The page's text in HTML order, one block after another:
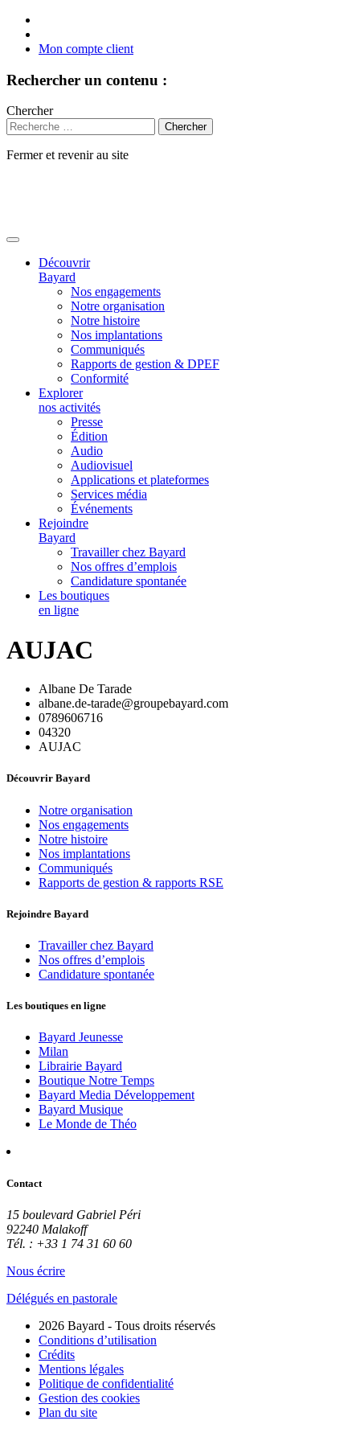
Mon compte client
Rechercher un contenu :
Chercher
Fermer et revenir au site
Découvrir
Bayard
Nos engagements
Notre organisation
Notre histoire
Nos implantations
Communiqués
Rapports de gestion & DPEF
Conformité
Explorer
nos activités
Presse
Édition
Audio
Audiovisuel
Applications et plateformes
Services média
Événements
Rejoindre
Bayard
Travailler chez Bayard
Nos offres d’emplois
Candidature spontanée
Les boutiques
en ligne
AUJAC
Albane De Tarade
albane.de-tarade@groupebayard.com
0789606716
04320
AUJAC
Découvrir Bayard
Notre organisation
Nos engagements
Notre histoire
Nos implantations
Communiqués
Rapports de gestion & rapports RSE
Rejoindre Bayard
Travailler chez Bayard
Nos offres d’emplois
Candidature spontanée
Les boutiques en ligne
Bayard Jeunesse
Milan
Librairie Bayard
Boutique Notre Temps
Bayard Media Développement
Bayard Musique
Le Monde de Théo
Contact
15 boulevard Gabriel Péri
92240 Malakoff
Tél. : +33 1 74 31 60 60
Nous écrire
Délégués en pastorale
2026 Bayard - Tous droits réservés
Conditions d’utilisation
Crédits
Mentions légales
Politique de confidentialité
Gestion des cookies
Plan du site